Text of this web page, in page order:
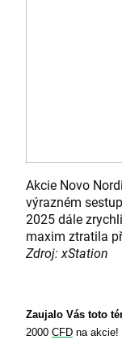
Akcie Novo
výrazném
2025 dále
maxim ztratila
Zdroj: xStation
Zaujalo Vás toto
2000 CFD na akcie!